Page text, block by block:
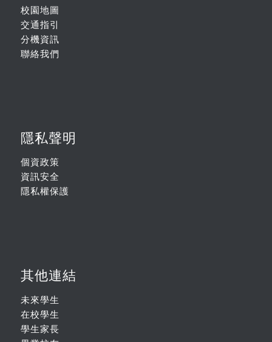
校園地圖
交通指引
分機資訊
聯絡我們
隱私聲明
個資政策
資訊安全
隱私權保護
其他連結
未來學生
在校學生
學生家長